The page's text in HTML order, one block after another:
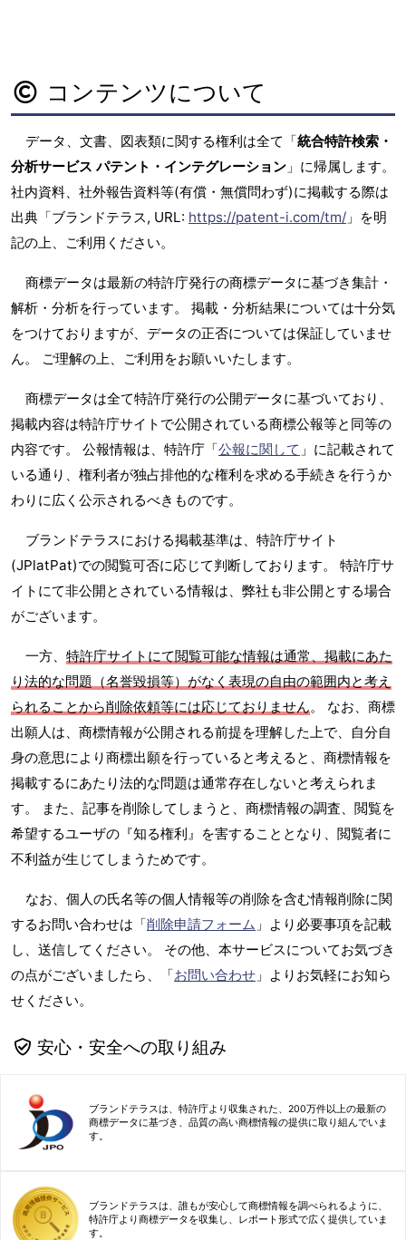
コンテンツについて
データ、文書、図表類に関する権利は全て「統合特許検索・
分析サービス パテント・インテグレーション 」に帰属します。
社内資料、社外報告資料等(有償・無償問わず)に掲載する際は
出典「ブランドテラス, URL: https://patent-i.com/tm/ 」を明
記の上、ご利用ください。
商標データは最新の特許庁発行の商標データに基づき集計・
解析・分析を行っています。 掲載・分析結果については十分気
をつけておりますが、データの正否については保証していませ
ん。 ご理解の上、ご利用をお願いいたします。
商標データは全て特許庁発行の公開データに基づいており、
掲載内容は特許庁サイトで公開されている商標公報等と同等の
内容です。 公報情報は、特許庁「公報に関して 」に記載されて
いる通り、権利者が独占排他的な権利を求める手続きを行うか
わりに広く公示されるべきものです。
ブランドテラスにおける掲載基準は、特許庁サイト
(JPlatPat)での閲覧可否に応じて判断しております。 特許庁サ
イトにて非公開とされている情報は、弊社も非公開とする場合
がございます。
一方、 特許庁サイトにて閲覧可能な情報は通常、掲載にあた
り法的な問題（名誉毀損等）がなく表現の自由の範囲内と考え
られることから削除依頼等には応じておりません。 なお、商標
出願人は、商標情報が公開される前提を理解した上で、自分自
身の意思により商標出願を行っていると考えると、商標情報を
掲載するにあたり法的な問題は通常存在しないと考えられま
す。 また、記事を削除してしまうと、商標情報の調査、閲覧を
希望するユーザの『知る権利』を害することとなり、閲覧者に
不利益が生じてしまうためです。
なお、個人の氏名等の個人情報等の削除を含む情報削除に関
するお問い合わせは「削除申請フォーム 」より必要事項を記載
し、送信してください。 その他、本サービスについてお気づき
の点がございましたら、「お問い合わせ 」よりお気軽にお知ら
せください。
安心・安全への取り組み
ブランドテラスは、特許庁より収集された、200万件以上の最新の
商標データに基づき、品質の高い商標情報の提供に取り組んでいま
す。
ブランドテラスは、誰もが安心して商標情報を調べられるように、
特許庁より商標データを収集し、レポート形式で広く提供していま
す。